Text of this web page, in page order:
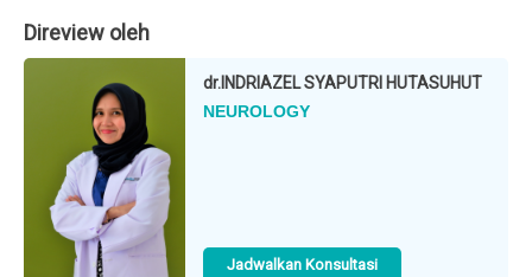
Direview oleh
dr.INDRIAZEL SYAPUTRI HUTASUHUT
NEUROLOGY
Jadwalkan Konsultasi